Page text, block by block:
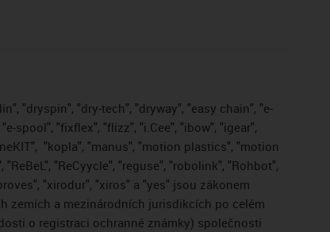
"dryspin", "dry-tech", "dryway", "easy chain", "e-
spool", "fixflex", "flizz", "i.Cee", "ibow", "igear",
"kopla", "manus", "motion plastics", "motion
"ReCyycle", "reguse", "robolink", "Rohbot",
"xirodur", "xiros" a "yes" jsou zákonem
zemích a mezinárodních jurisdikcích po celém
o registraci ochranné známky) společnosti